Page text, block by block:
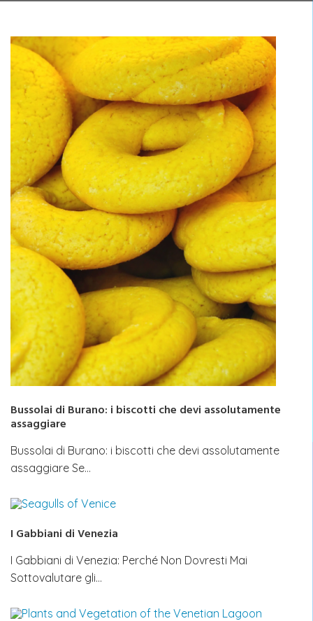
Bussolai di Burano: i biscotti che devi assolutamente
assaggiare
Bussolai di Burano: i biscotti che devi assolutamente
assaggiare Se…
I Gabbiani di Venezia
I Gabbiani di Venezia: Perché Non Dovresti Mai
Sottovalutare gli…